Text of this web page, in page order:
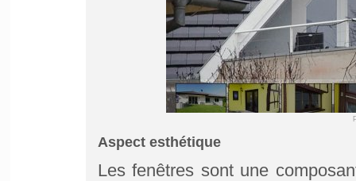
Aspect esthétique
Les fenêtres sont une